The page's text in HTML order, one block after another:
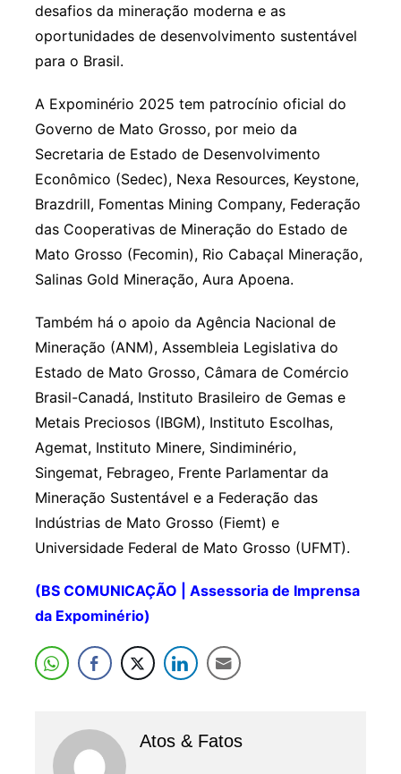
desafios da mineração moderna e as
oportunidades de desenvolvimento sustentável
para o Brasil.
A Expominério 2025 tem patrocínio oficial do
Governo de Mato Grosso, por meio da
Secretaria de Estado de Desenvolvimento
Econômico (Sedec), Nexa Resources, Keystone,
Brazdrill, Fomentas Mining Company, Federação
das Cooperativas de Mineração do Estado de
Mato Grosso (Fecomin), Rio Cabaçal Mineração,
Salinas Gold Mineração, Aura Apoena.
Também há o apoio da Agência Nacional de
Mineração (ANM), Assembleia Legislativa do
Estado de Mato Grosso, Câmara de Comércio
Brasil-Canadá, Instituto Brasileiro de Gemas e
Metais Preciosos (IBGM), Instituto Escolhas,
Agemat, Instituto Minere, Sindiminério,
Singemat, Febrageo, Frente Parlamentar da
Mineração Sustentável e a Federação das
Indústrias de Mato Grosso (Fiemt) e
Universidade Federal de Mato Grosso (UFMT).
(BS COMUNICAÇÃO | Assessoria de Imprensa
da Expominério)
Atos & Fatos